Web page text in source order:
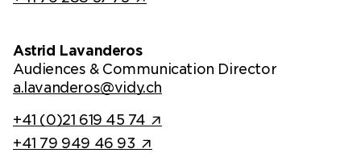
Astrid Lavanderos
Audiences & Communication Director
a.lavanderos@vidy.ch
+41 (0)21 619 45 74
+41 79 949 46 93